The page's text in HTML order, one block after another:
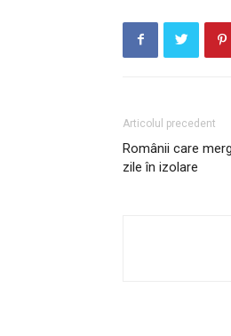
Articolul precedent
Românii care
zile în izolare